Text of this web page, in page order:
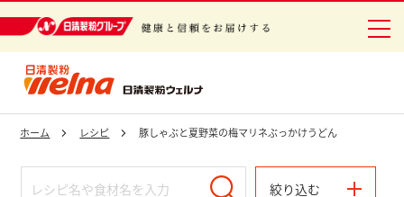
ホーム レシピ 豚しゃぶと夏野菜の梅マリネぶっかけうどん
絞り込む